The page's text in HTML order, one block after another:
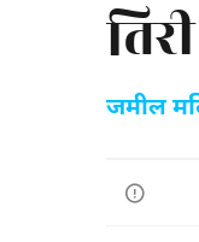
जमील